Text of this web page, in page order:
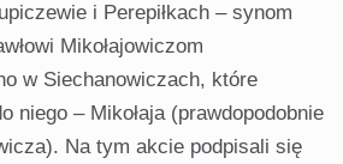
i Perepiłkach – synom
Mikołajowiczom
w Siechanowiczach, które
niego – Mikołaja (prawdopodobnie
Na tym akcie podpisali się